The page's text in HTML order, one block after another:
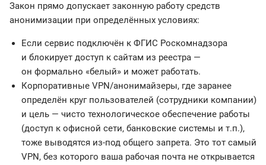
Закон прямо допускает законную работу средств
анонимизации при определённых условиях:
Если сервис подключён к ФГИС Роскомнадзора
и блокирует доступ к сайтам из реестра —
он формально «белый» и может работать.
Корпоративные VPN/анонимайзеры, где заранее
определён круг пользователей (сотрудники компании)
и цель — чисто технологическое обеспечение работы
(доступ к офисной сети, банковские системы и т.п.),
тоже выводятся из-под общего запрета. Это тот самый
VPN, без которого ваша рабочая почта не открывается